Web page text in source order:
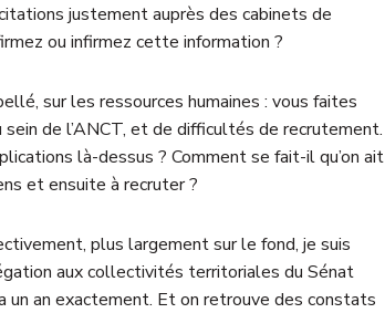
justement auprès des cabinets de
ou infirmez cette information ?
sur les ressources humaines : vous faites
de l’ANCT, et de difficultés de recrutement.
là-dessus ? Comment se fait-il qu’on ait
et ensuite à recruter ?
plus largement sur le fond, je suis
aux collectivités territoriales du Sénat
un an exactement. Et on retrouve des constats